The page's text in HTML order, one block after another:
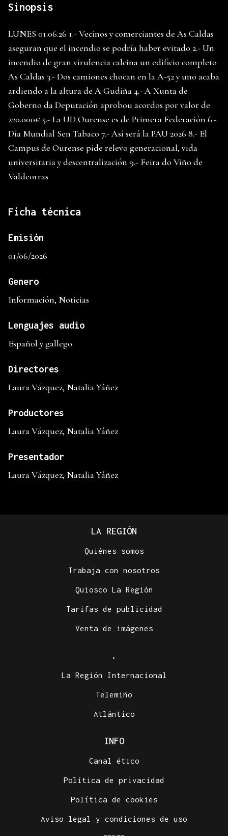
Sinopsis
LUNES 01.06.26 1.- Vecinos y comerciantes de As Caldas
aseguran que el incendio se podría haber evitado 2.- Un
incendio de gran virulencia calcina un edificio completo
As Caldas 3.- Dos camiones chocan en la A-52 y uno acaba
ardiendo a la altura de A Gudiña 4.- A Xunta de
Goberno da Deputación aprobou acordos por valor de
220.000€ 5.- La UD Ourense es de Primera Federación 6.-
Día Mundial Sen Tabaco 7.- Así será la PAU 2026 8.- El
Campus de Ourense pide relevo generacional, vida
universitaria y descentralización 9.- Feira do Viño de
Valdeorras
Ficha técnica
Emisión
01/06/2026
Genero
Información, Noticias
Lenguajes audio
Español y gallego
Directores
Laura Vázquez, Natalia Yáñez
Productores
Laura Vázquez, Natalia Yáñez
Presentador
Laura Vázquez, Natalia Yáñez
LA REGIÓN
Quiénes somos
Trabaja con nosotros
Quiosco La Región
Tarifas de publicidad
Venta de imágenes
.
La Región Internacional
Telemiño
Atlántico
INFO
Canal ético
Política de privacidad
Política de cookies
Aviso legal y condiciones de uso